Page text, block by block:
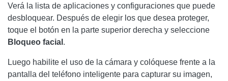
Verá la lista de aplicaciones y configuraciones que puede
desbloquear. Después de elegir los que desea proteger,
toque el botón en la parte superior derecha y seleccione
Bloqueo facial .
Luego habilite el uso de la cámara y colóquese frente a la
pantalla del teléfono inteligente para capturar su imagen,